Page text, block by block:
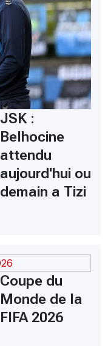
JSK :
Belhocine
attendu
aujourd'hui ou
demain a Tizi
Coupe du
Monde de la
FIFA 2026